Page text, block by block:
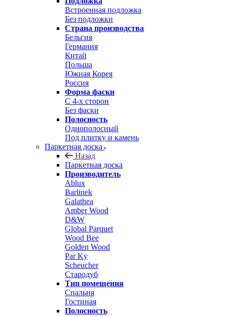
Встроенная подложка
Без подложки
Страна производства
Бельгия
Германия
Китай
Польша
Южная Корея
Россия
Форма фаски
С 4-х сторон
Без фаски
Полосность
Однополосный
Под плитку и камень
Паркетная доска
Назад
Паркетная доска
Производитель
Ablux
Barlinek
Galathea
Amber Wood
D&W
Global Parquet
Wood Bee
Golden Wood
Par Ky
Scheucher
Стародуб
Тип помещения
Спальня
Гостиная
Полосность